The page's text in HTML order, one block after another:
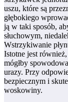
uszu, które są
głębokiego
ją w taki sposób,
słuchowym,
Wstrzykiwanie
Istotne jest
mógłby
urazy. Przy
bezpiecznym i
woskowiny.